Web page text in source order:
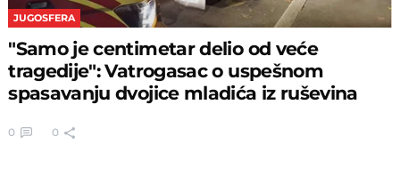
JUGOSFERA
"Samo je centimetar delio od veće
tragedije": Vatrogasac o uspešnom
spasavanju dvojice mladića iz ruševina
0 0